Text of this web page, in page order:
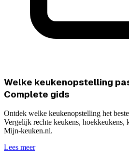
Welke keukenopstelling
Complete gids
Ontdek welke keukenopstelling het
Vergelijk rechte keukens, hoekkeukens,
Mijn-keuken.nl.
Lees meer